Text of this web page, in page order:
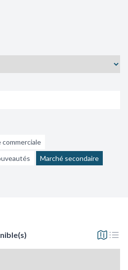
Marché secondaire